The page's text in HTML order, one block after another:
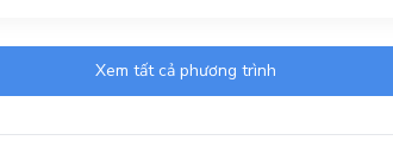
Xem tất cả phương trình